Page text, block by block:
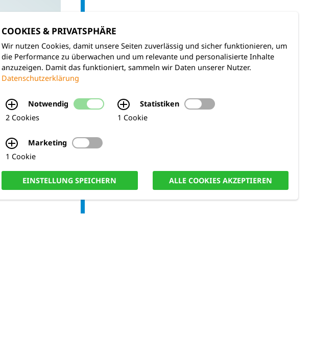
ZUM PRODUKTBEREICH
COOKIES & PRIVATSPHÄRE
Wir nutzen Cookies, damit unsere Seiten zuverlässig und sicher funktionieren, um
die Performance zu überwachen und um relevante und personalisierte Inhalte
anzuzeigen. Damit das funktioniert, sammeln wir Daten unserer Nutzer.
Datenschutzerklärung
Notwendig
2 Cookies
Statistiken
1 Cookie
Marketing
1 Cookie
EINSTELLUNG SPEICHERN ALLE COOKIES AKZEPTIEREN